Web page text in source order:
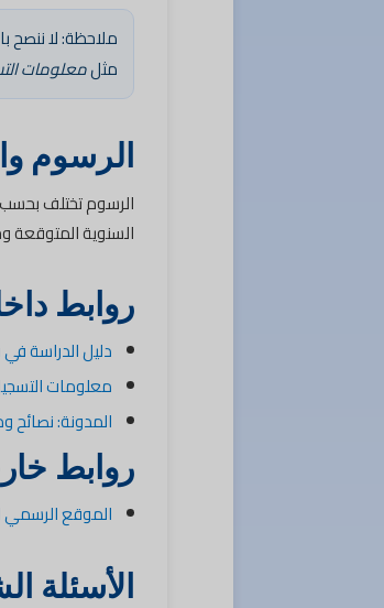
ملاحظة: لا ننصح
مثلمعلومات
الرسوم
الرسوم تختلف بحسب
السنوية المتوقعة
روابط
دليل الدراسة
معلومات
المدونة: نصائح
روابط
الموقع الرسمي
الأسئلة